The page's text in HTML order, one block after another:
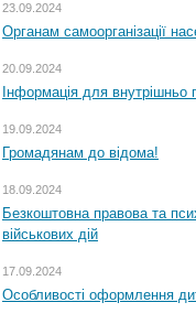
23.09.2024
Органам самоорганізації
20.09.2024
Інформація для внутрішньо
19.09.2024
Громадянам до відома!
18.09.2024
Безкоштовна правова та
військових дій
17.09.2024
Особливості оформлення